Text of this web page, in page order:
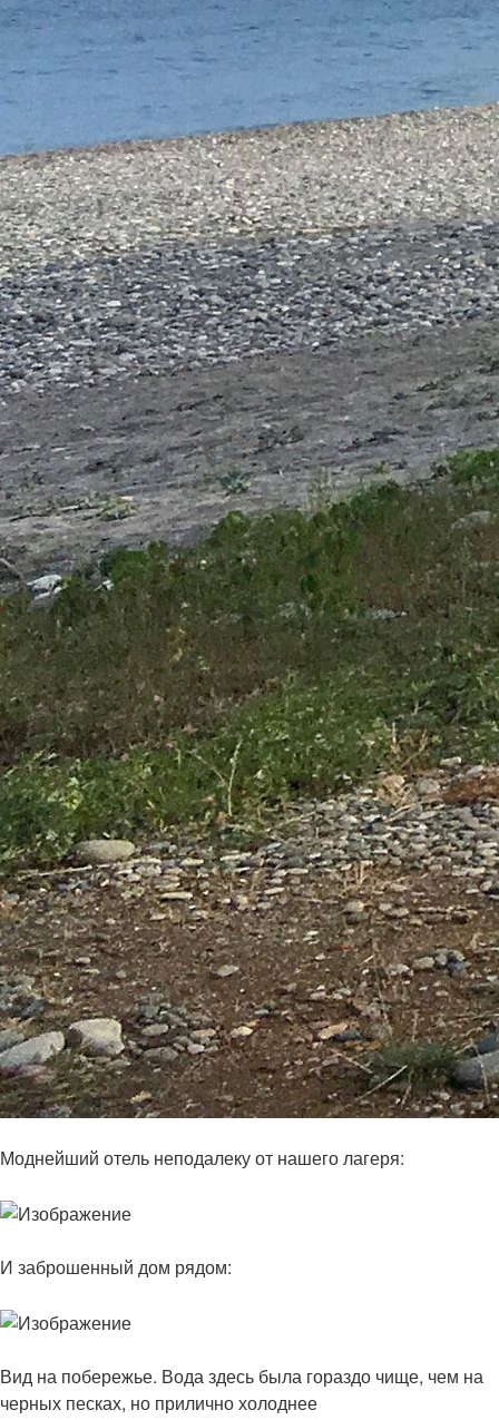
Моднейший отель неподалеку от нашего лагеря:
И заброшенный дом рядом:
Вид на побережье. Вода здесь была гораздо чище, чем на
черных песках, но прилично холоднее